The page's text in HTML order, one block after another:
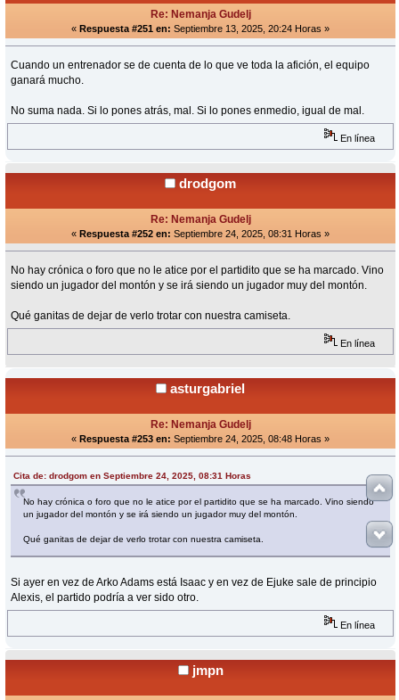
Re: Nemanja Gudelj
« Respuesta #251 en: Septiembre 13, 2025, 20:24 Horas »
Cuando un entrenador se de cuenta de lo que ve toda la afición, el equipo
ganará mucho.
No suma nada. Si lo pones atrás, mal. Si lo pones enmedio, igual de mal.
En línea
drodgom
Re: Nemanja Gudelj
« Respuesta #252 en: Septiembre 24, 2025, 08:31 Horas »
No hay crónica o foro que no le atice por el partidito que se ha marcado. Vino
siendo un jugador del montón y se irá siendo un jugador muy del montón.
Qué ganitas de dejar de verlo trotar con nuestra camiseta.
En línea
asturgabriel
Re: Nemanja Gudelj
« Respuesta #253 en: Septiembre 24, 2025, 08:48 Horas »
Cita de: drodgom en Septiembre 24, 2025, 08:31 Horas
No hay crónica o foro que no le atice por el partidito que se ha marcado. Vino siendo
un jugador del montón y se irá siendo un jugador muy del montón.
Qué ganitas de dejar de verlo trotar con nuestra camiseta.
Si ayer en vez de Arko Adams está Isaac y en vez de Ejuke sale de principio
Alexis, el partido podría a ver sido otro.
En línea
jmpn